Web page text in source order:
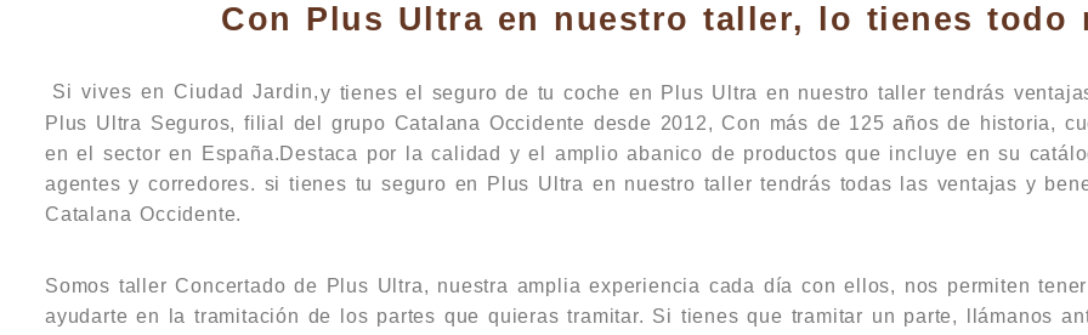
Con Plus Ultra en nuestro taller, lo tienes todo
Si vives en Ciudad Jardin,y tienes el seguro de tu coche en Plus Ultra en nuestro taller tendrás
Plus Ultra Seguros, filial del grupo Catalana Occidente desde 2012, Con más de 125 años de historia,
en el sector en España.Destaca por la calidad y el amplio abanico de productos que incluye en su
agentes y corredores. si tienes tu seguro en Plus Ultra en nuestro taller tendrás todas las ventajas y
Catalana Occidente.
Somos taller Concertado de Plus Ultra, nuestra amplia experiencia cada día con ellos, nos permiten
ayudarte en la tramitación de los partes que quieras tramitar. Si tienes que tramitar un parte, llámanos